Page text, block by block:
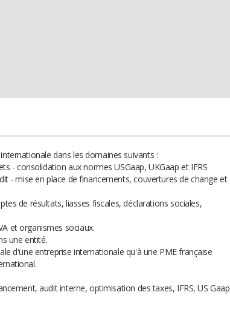
dans les domaines suivants :
- consolidation aux normes USGaap, UKGaap et IFRS
- mise en place de financements, couvertures de change et
de résultats, liasses fiscales, déclarations sociales,
et organismes sociaux.
une entité.
d'une entreprise internationale qu'à une PME française
audit interne, optimisation des taxes, IFRS, US Gaap